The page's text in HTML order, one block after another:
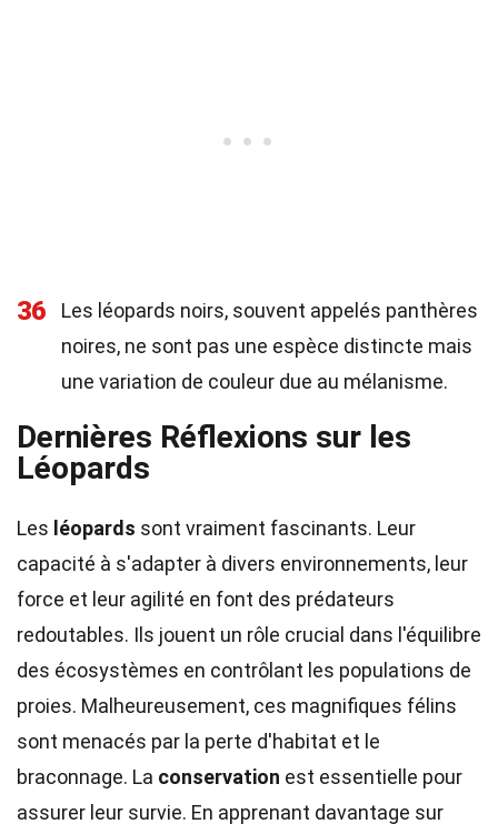
36
Les léopards noirs, souvent appelés panthères
noires, ne sont pas une espèce distincte mais
une variation de couleur due au mélanisme.
Dernières Réflexions sur les
Léopards
Les léopards sont vraiment fascinants. Leur
capacité à s'adapter à divers environnements, leur
force et leur agilité en font des prédateurs
redoutables. Ils jouent un rôle crucial dans l'équilibre
des écosystèmes en contrôlant les populations de
proies. Malheureusement, ces magnifiques félins
sont menacés par la perte d'habitat et le
braconnage. La conservation est essentielle pour
assurer leur survie. En apprenant davantage sur